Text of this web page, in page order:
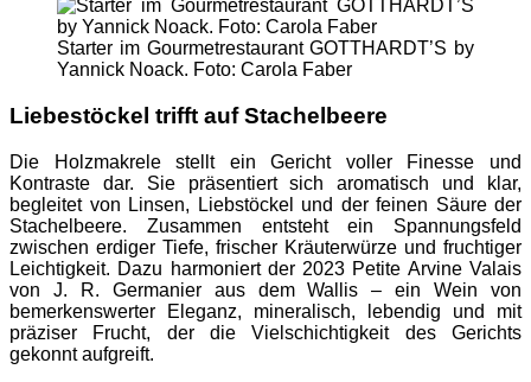
Starter im Gourmetrestaurant GOTTHARDT’S by
Yannick Noack. Foto: Carola Faber
Liebestöckel trifft auf Stachelbeere
Die Holzmakrele stellt ein Gericht voller Finesse und
Kontraste dar. Sie präsentiert sich aromatisch und klar,
begleitet von Linsen, Liebstöckel und der feinen Säure der
Stachelbeere. Zusammen entsteht ein Spannungsfeld
zwischen erdiger Tiefe, frischer Kräuterwürze und fruchtiger
Leichtigkeit. Dazu harmoniert der 2023 Petite Arvine Valais
von J. R. Germanier aus dem Wallis – ein Wein von
bemerkenswerter Eleganz, mineralisch, lebendig und mit
präziser Frucht, der die Vielschichtigkeit des Gerichts
gekonnt aufgreift.